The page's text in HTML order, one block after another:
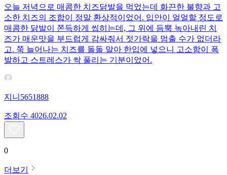
오늘 저녁으로 매콤한 치즈닭발을 먹었는데 화끈한 불향과 고
소한 치즈의 조합이 정말 환상적이었어. 입안이 얼얼할 정도로
매콤한 닭발이 쫀득하게 씹히는데, 그 위에 듬뿍 녹아내린 치
즈가 매운맛을 부드럽게 감싸줘서 젓가락을 멈출 수가 없더라
고. 쭉 늘어나는 치즈를 돌돌 말아 한입에 넣으니 고소함이 폭
발하고 스트레스가 싹 풀리는 기분이었어.
지니5651888
조회수 4026.02.02
0
더보기